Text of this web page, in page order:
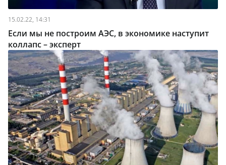
15.02.22, 14:31
Если мы не построим АЭС, в экономике наступит
коллапс – эксперт